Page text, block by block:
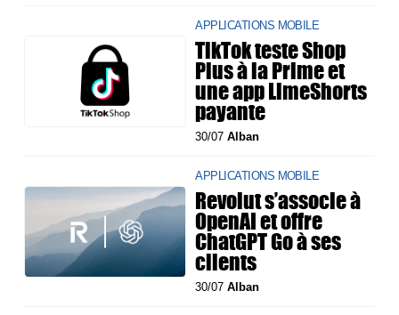
APPLICATIONS MOBILE
TikTok teste Shop
Plus à la Prime et
une app LimeShorts
payante
30/07Alban
APPLICATIONS MOBILE
Revolut s’associe à
OpenAI et offre
ChatGPT Go à ses
clients
30/07Alban